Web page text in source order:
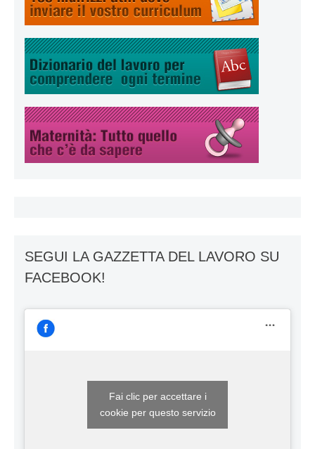
SEGUI LA GAZZETTA DEL LAVORO SU
FACEBOOK!
Fai clic per accettare i
cookie per questo servizio